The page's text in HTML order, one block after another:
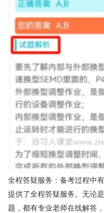
全程答疑服务：备考过程中
提供了全程答疑服务。无论
题，都有专业老师在线解答